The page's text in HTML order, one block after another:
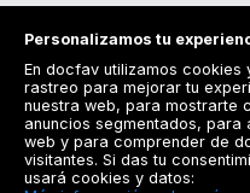
Docfav
Personalizamos tu
En docfav utilizamos cookies
rastreo para mejorar tu
nuestra web, para mostrarte
anuncios segmentados,
web y para comprender de
visitantes. Si das tu
usará cookies y datos: